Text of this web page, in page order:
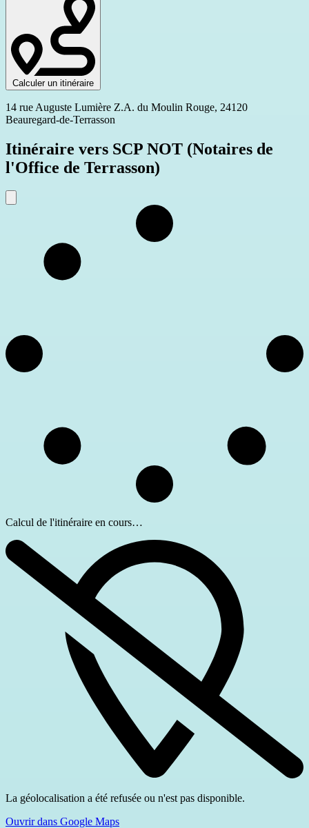
Calculer un itinéraire
14 rue Auguste Lumière Z.A. du Moulin Rouge, 24120
Beauregard-de-Terrasson
Itinéraire vers SCP NOT (Notaires de
l'Office de Terrasson)
Calcul de l'itinéraire en cours…
La géolocalisation a été refusée ou n'est pas disponible.
Ouvrir dans Google Maps